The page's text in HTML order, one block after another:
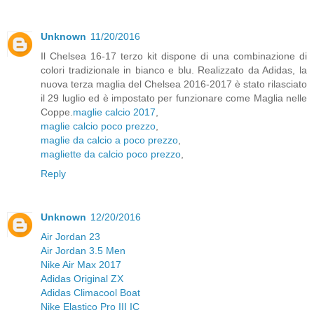
Unknown 11/20/2016
Il Chelsea 16-17 terzo kit dispone di una combinazione di
colori tradizionale in bianco e blu. Realizzato da Adidas, la
nuova terza maglia del Chelsea 2016-2017 è stato rilasciato
il 29 luglio ed è impostato per funzionare come Maglia nelle
Coppe. maglie calcio 2017
maglie calcio poco prezzo
maglie da calcio a poco prezzo
magliette da calcio poco prezzo
Reply
Unknown 12/20/2016
Air Jordan 23
Air Jordan 3.5 Men
Nike Air Max 2017
Adidas Original ZX
Adidas Climacool Boat
Nike Elastico Pro III IC